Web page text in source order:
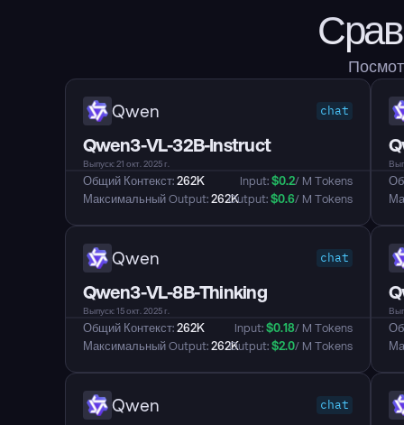
Qwen chat
Qwen3-VL-32B-Instruct
Выпуск: 21 окт. 2025 г.
Общий Контекст: 262K
Максимальный Output: 262K
Input: $0.2/ M Tokens
Output: $0.6/ M Tokens
Qwen chat
Qwen3-VL-8B-Thinking
Выпуск: 15 окт. 2025 г.
Общий Контекст: 262K
Максимальный Output: 262K
Input: $0.18/ M Tokens
Output: $2.0/ M Tokens
Qwen chat